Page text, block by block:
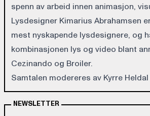
spenn av arbeid innen animasjon,
Lysdesigner Kimarius Abrahamsen
mest nyskapende lysdesignere, og
kombinasjonen lys og video blant
Cezinando og Broiler.
Samtalen modereres av Kyrre
NEWSLETTER